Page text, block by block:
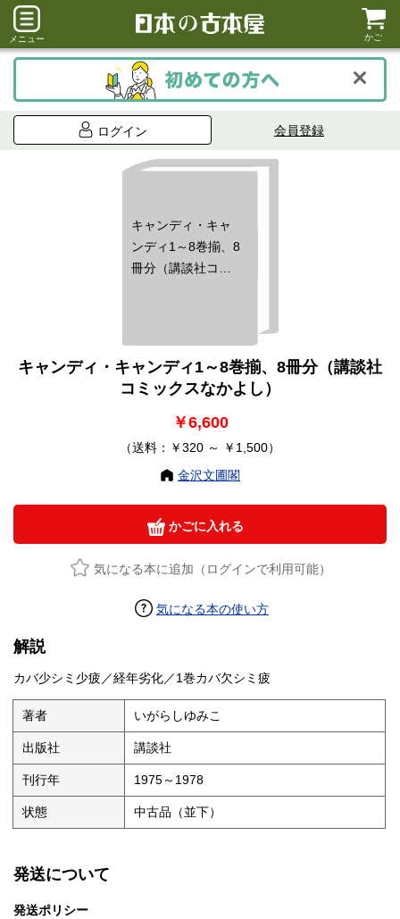
メニュー かご
ログイン 会員登録
キャンディ・キャ
ンディ1～8巻揃、8
冊分（講談社コミ
キャンディ・キャンディ1～8巻揃、8冊分（講談社
コミックスなかよし）
￥6,600
（送料：￥320 ～ ￥1,500）
金沢文圃閣
かごに入れる
気になる本に追加（ログインで利用可能）
気になる本の使い方
解説
カバ少シミ少疲／経年劣化／1巻カバ欠シミ疲
著者 いがらしゆみこ
出版社 講談社
刊行年 1975～1978
状態 中古品（並下）
発送について
発送ポリシー